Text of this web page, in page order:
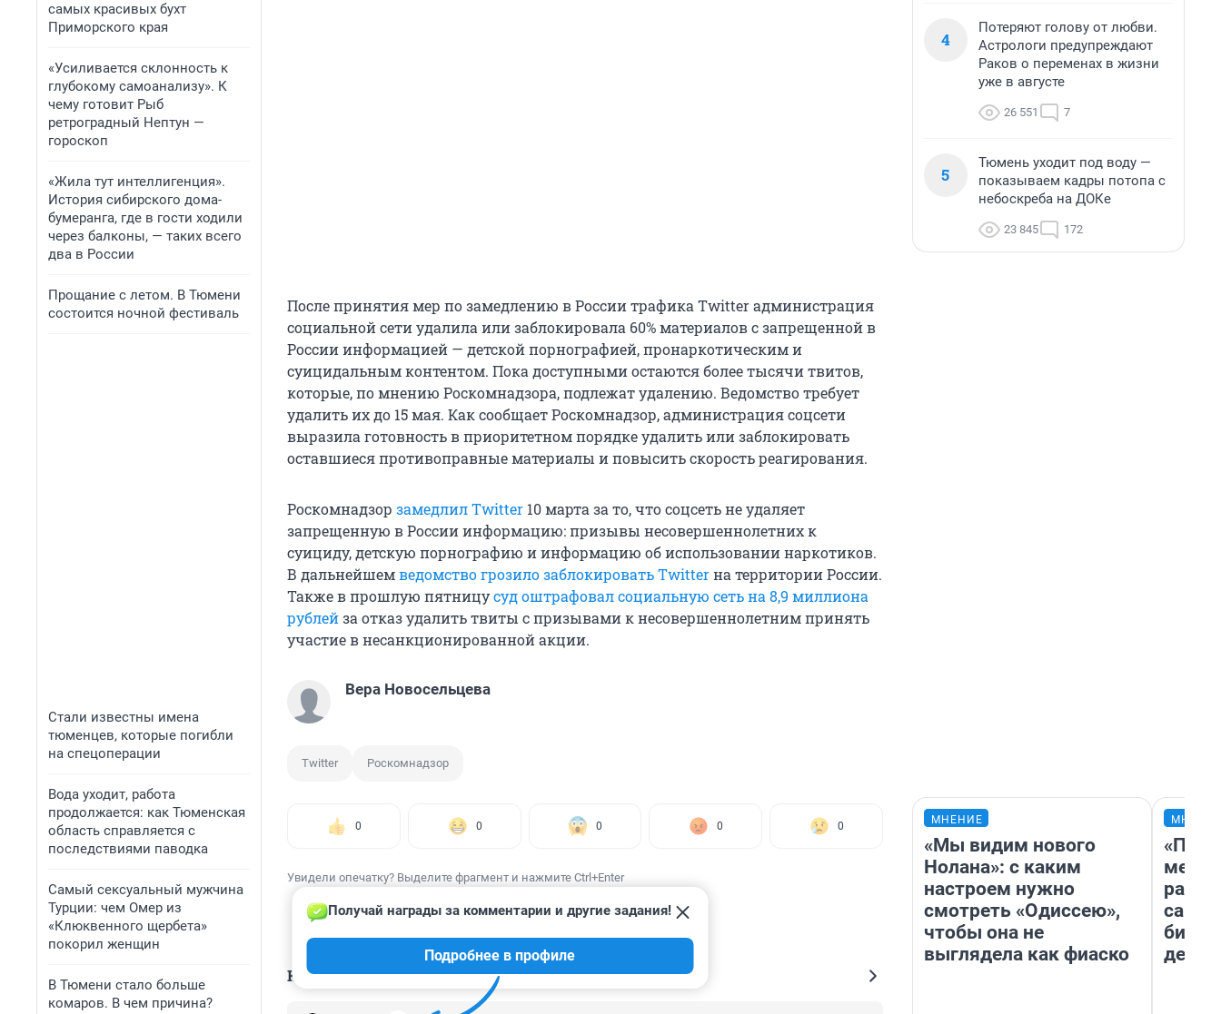
самых красивых бухт
Приморского края
«Усиливается склонность к
глубокому самоанализу». К
чему готовит Рыб
ретроградный Нептун —
гороскоп
«Жила тут интеллигенция».
История сибирского дома-
бумеранга, где в гости ходили
через балконы, — таких всего
два в России
Прощание с летом. В Тюмени
состоится ночной фестиваль
Стали известны имена
тюменцев, которые погибли
на спецоперации
Вода уходит, работа
продолжается: как Тюменская
область справляется с
последствиями паводка
Самый сексуальный мужчина
Турции: чем Омер из
«Клюквенного щербета»
покорил женщин
В Тюмени стало больше
комаров. В чем причина?
После принятия мер по замедлению в России трафика Twitter администрация
социальной сети удалила или заблокировала 60% материалов с запрещенной в
России информацией — детской порнографией, пронаркотическим и
суицидальным контентом. Пока доступными остаются более тысячи твитов,
которые, по мнению Роскомнадзора, подлежат удалению. Ведомство требует
удалить их до 15 мая. Как сообщает Роскомнадзор, администрация соцсети
выразила готовность в приоритетном порядке удалить или заблокировать
оставшиеся противоправные материалы и повысить скорость реагирования.
Роскомнадзор замедлил Twitter 10 марта за то, что соцсеть не удаляет
запрещенную в России информацию: призывы несовершеннолетних к
суициду, детскую порнографию и информацию об использовании наркотиков.
В дальнейшемведомство грозило заблокировать Twitterна территории России.
Также в прошлую пятницусуд оштрафовал социальную сеть на 8,9 миллиона
рублейза отказ удалить твиты с призывами к несовершеннолетним принять
участие в несанкционированной акции.
Вера Новосельцева
Twitter Роскомнадзор
0 0 0 0 0
Увидели опечатку? Выделите фрагмент и нажмите Ctrl+Enter
КОММЕНТАРИИ 1
Получай награды за комментарии и другие задания!
Подробнее в профиле
4
Потеряют голову от любви.
Астрологи предупреждают
Раков о переменах в жизни
уже в августе
26 551 7
5
Тюмень уходит под воду —
показываем кадры потопа с
небоскреба на ДОКе
23 845 172
МНЕНИЕ
«Мы видим нового
Нолана»: с каким
настроем нужно
смотреть «Одиссею»,
чтобы она не
выглядела как фиаско